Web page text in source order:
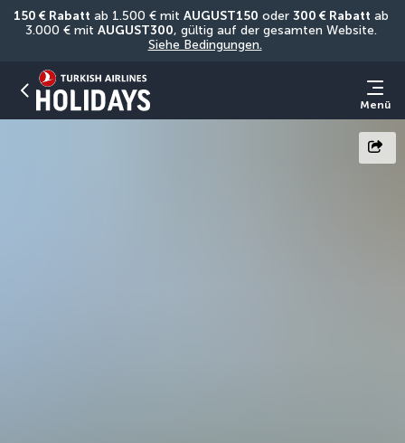
150 € Rabatt ab 1.500 € mit AUGUST150 oder 300 € Rabatt ab
3.000 € mit AUGUST300
Siehe Bedingungen.
Menü